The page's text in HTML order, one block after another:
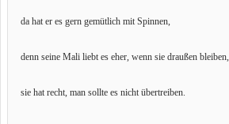
da hat er es gern gemütlich mit Spinnen,
denn seine Mali liebt es eher, wenn sie draußen bleiben,
sie hat recht, man sollte es nicht übertreiben.